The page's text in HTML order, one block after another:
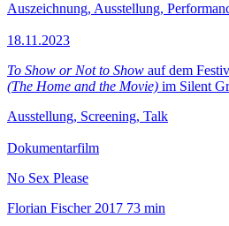
Auszeichnung, Ausstellung,
18.11.2023
To Show or Not to Show auf dem
(The Home and the Movie) im Silent
Ausstellung, Screening, Talk
Dokumentarfilm
No Sex Please
Florian Fischer 2017 73 min